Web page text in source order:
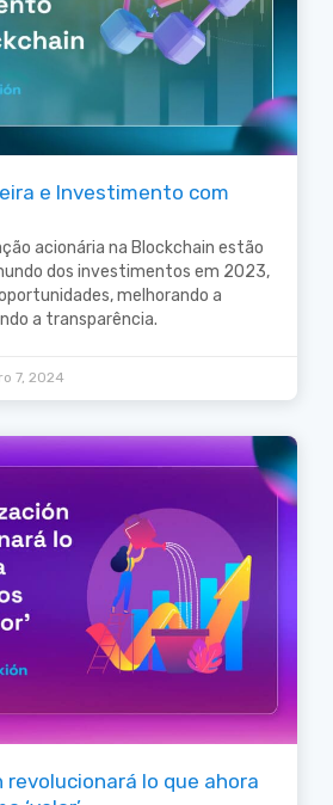
e Investimento com
acionária na Blockchain estão
dos investimentos em 2023,
melhorando a
a transparência.
7, 2024
lo que ahora